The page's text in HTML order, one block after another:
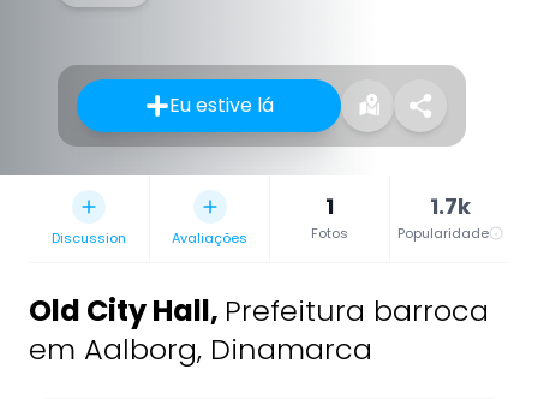
Eu estive lá
Discussion Avaliações
1
Fotos
1.7k
Popularidade
Old City Hall, Prefeitura barroca
em Aalborg, Dinamarca